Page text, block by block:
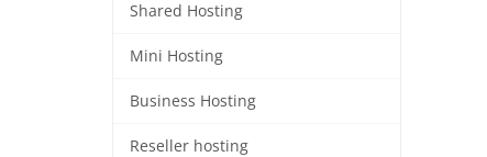
Shared Hosting
Mini Hosting
Business Hosting
Reseller hosting